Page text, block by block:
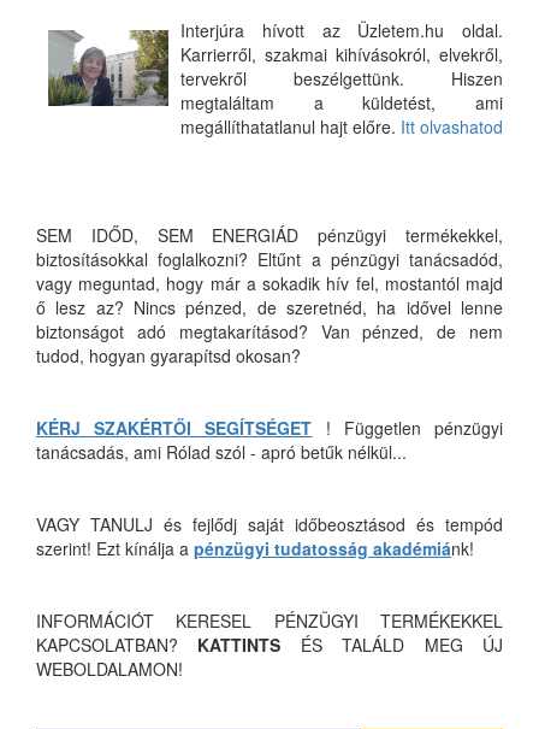
Interjúra hívott az Üzletem.hu oldal.
Karrierről, szakmai kihívásokról, elvekről,
tervekről beszélgettünk. Hiszen
megtaláltam a küldetést, ami
megállíthatatlanul hajt előre. Itt olvashatod
SEM IDŐD, SEM ENERGIÁD pénzügyi termékekkel,
biztosításokkal foglalkozni? Eltűnt a pénzügyi tanácsadód,
vagy meguntad, hogy már a sokadik hív fel, mostantól majd
ő lesz az? Nincs pénzed, de szeretnéd, ha idővel lenne
biztonságot adó megtakarításod? Van pénzed, de nem
tudod, hogyan gyarapítsd okosan?
KÉRJ SZAKÉRTŐI SEGÍTSÉGET ! Független pénzügyi
tanácsadás, ami Rólad szól - apró betűk nélkül...
VAGY TANULJ és fejlődj saját időbeosztásod és tempód
szerint! Ezt kínálja a pénzügyi tudatosság akadémiánk!
INFORMÁCIÓT KERESEL PÉNZÜGYI TERMÉKEKKEL
KAPCSOLATBAN? KATTINTS ÉS TALÁLD MEG ÚJ
WEBOLDALAMON!